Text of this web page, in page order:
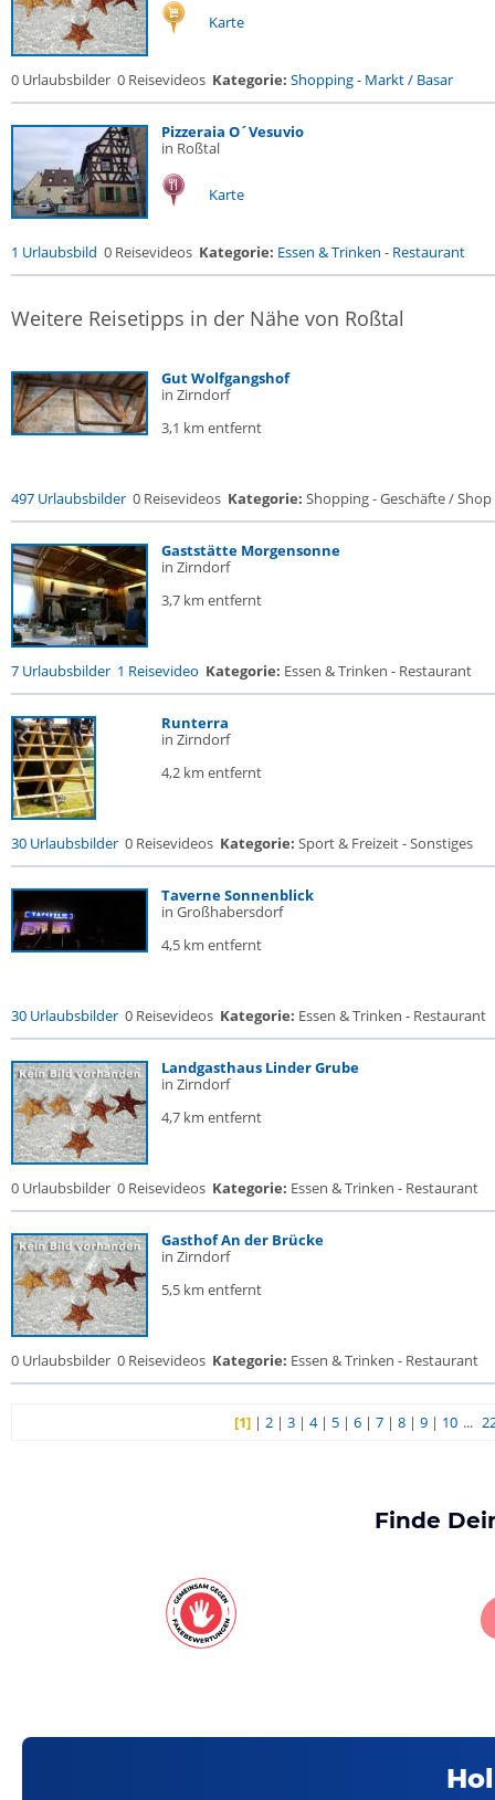
Karte
0 Urlaubsbilder 0 Reisevideos Kategorie: Shopping- Markt / Basar
Pizzeraia O´Vesuvio
in Roßtal
Karte
1 Urlaubsbild 0 Reisevideos Kategorie: Essen & Trinken - Restaurant
Weitere Reisetipps in der Nähe von Roßtal
Gut Wolfgangshof
in Zirndorf
3,1 km entfernt
497 Urlaubsbilder 0 Reisevideos Kategorie: Shopping - Geschäfte / Shop
Gaststätte Morgensonne
in Zirndorf
3,7 km entfernt
7 Urlaubsbilder 1 Reisevideo Kategorie: Essen & Trinken - Restaurant
Runterra
in Zirndorf
4,2 km entfernt
30 Urlaubsbilder 0 Reisevideos Kategorie: Sport & Freizeit - Sonstiges
Taverne Sonnenblick
in Großhabersdorf
4,5 km entfernt
30 Urlaubsbilder 0 Reisevideos Kategorie: Essen & Trinken - Restaurant
Landgasthaus Linder Grube
in Zirndorf
4,7 km entfernt
0 Urlaubsbilder 0 Reisevideos Kategorie: Essen & Trinken - Restaurant
Gasthof An der Brücke
in Zirndorf
5,5 km entfernt
0 Urlaubsbilder 0 Reisevideos Kategorie: Essen & Trinken - Restaurant
[1]| 2| 3| 4| 5| 6| 7| 8| 9| 10 ...
Finde